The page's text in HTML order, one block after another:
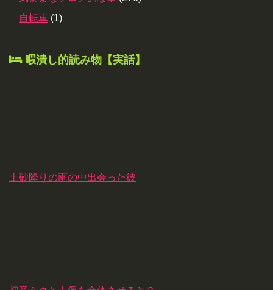
自転車 (1)
暇潰し的読み物【実話】
土砂降りの雨の中出会った彼